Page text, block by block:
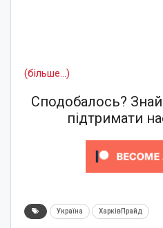
(більше…)
Сподобалось?
підтримати
Україна ХарківПрайд